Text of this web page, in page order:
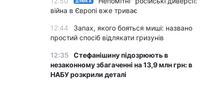
ДУМКА
війна в Європі вже триває
12:44
Запах, якого бояться миші: названо
простий спосіб відлякати гризунів
12:35 Стефанішину підозрюють в
незаконному збагаченні на 13,9 млн грн: в
НАБУ розкрили деталі